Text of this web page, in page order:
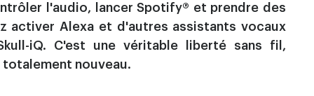
l'audio, lancer Spotify® et prendre des
activer Alexa et d'autres assistants vocaux
iQ. C'est une véritable liberté sans fil,
totalement nouveau.